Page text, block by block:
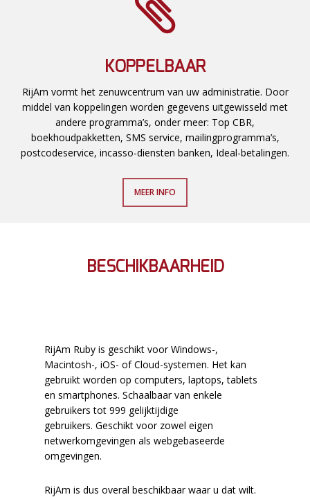
KOPPELBAAR
RijAm vormt het zenuwcentrum van uw administratie. Door
middel van koppelingen worden gegevens uitgewisseld met
andere programma’s, onder meer: Top CBR,
boekhoudpakketten, SMS service, mailingprogramma’s,
postcodeservice, incasso-diensten banken, Ideal-betalingen.
MEER INFO
BESCHIKBAARHEID
RijAm Ruby is geschikt voor Windows-,
Macintosh-, iOS- of Cloud-systemen. Het kan
gebruikt worden op computers, laptops, tablets
en smartphones. Schaalbaar van enkele
gebruikers tot 999 gelijktijdige
gebruikers. Geschikt voor zowel eigen
netwerkomgevingen als webgebaseerde
omgevingen.
RijAm is dus overal beschikbaar waar u dat wilt.